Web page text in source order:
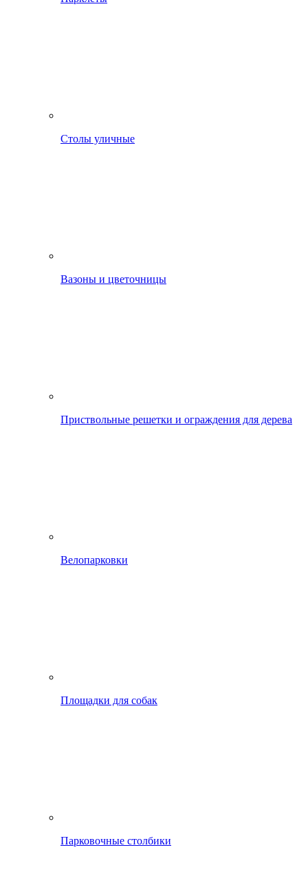
Столы уличные
Вазоны и цветочницы
Приствольные решетки и ограждения для дерева
Велопарковки
Площадки для собак
Парковочные столбики